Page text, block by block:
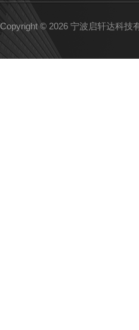
Copyright © 2026 宁波启轩达科技